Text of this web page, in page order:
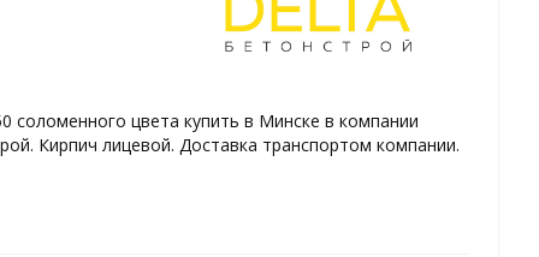
соломенного цвета купить в Минске в компании
Кирпич лицевой. Доставка транспортом компании.